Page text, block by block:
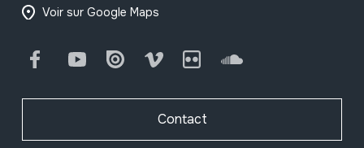
Voir sur Google Maps
FacebookYoutube Issuu Vimeo Flickr SoundCloud
Contact